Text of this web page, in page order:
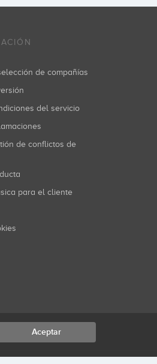
de compañías
del servicio
para el cliente
Aceptar